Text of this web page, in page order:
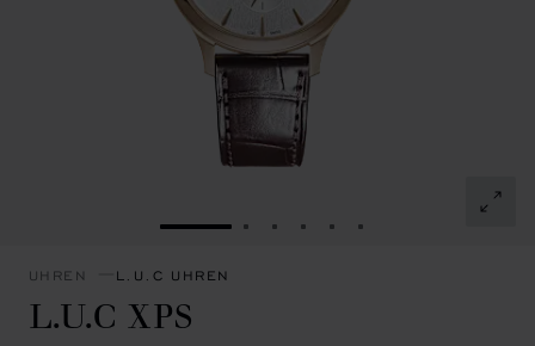
ZUR FOLIE GEHEN 1
ZUR FOLIE GEHEN 2
ZUR FOLIE GEHEN 3
ZUR FOLIE GEHEN 4
ZUR FOLIE GEHEN 5
ZUR FOLIE
UHREN L.U.C UHREN
L.U.C XPS